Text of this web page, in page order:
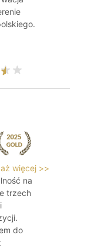
więcej >>
na
trzech
do